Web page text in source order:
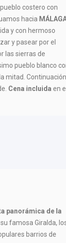
costero con
hacia
y con hermoso
y pasear por el
las sierras de
pueblo blanco
mitad. Continuación
Cena incluida en el
panorámica de la
famosa Giralda,
barrios de